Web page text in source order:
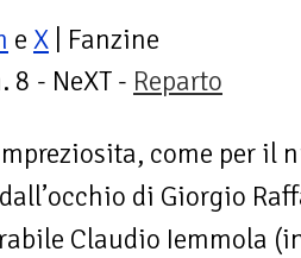
e X | Fanzine
8 - NeXT - Reparto
come per il
di Giorgio
Claudio Iemmola